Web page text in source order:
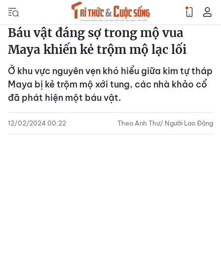
Báu vật đáng sợ trong mộ vua
Maya khiến kẻ trộm mộ lạc lối
Ở khu vực nguyên vẹn khó hiểu giữa kim tự tháp
Maya bị kẻ trộm mộ xới tung, các nhà khảo cổ
đã phát hiện một báu vật.
12/02/2024 00:22 Theo Anh Thư/ Người Lao Động